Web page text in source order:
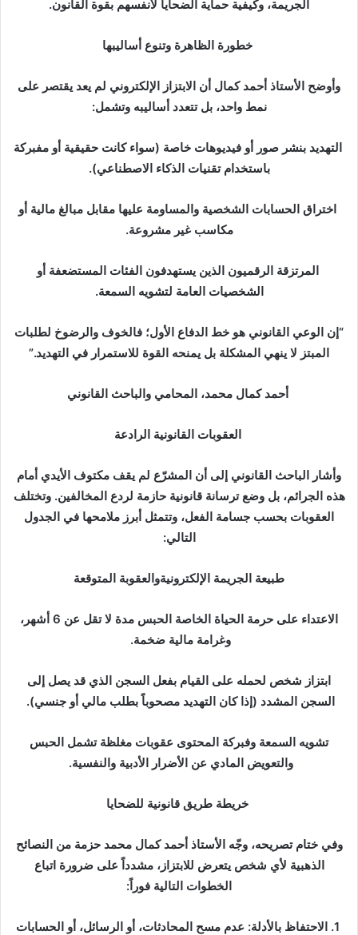
ت
الجريمة، وكيفية حماية الضحايا لأنفسهم بقوة القانون.
خطورة الظاهرة وتنوع أساليبها
وأوضح الأستاذ أحمد كمال أن الابتزاز الإلكتروني لم يعد يقتصر على
نمط واحد، بل تتعدد أساليبه وتشمل:
التهديد بنشر صور أو فيديوهات خاصة (سواء كانت حقيقية أو مفبركة
باستخدام تقنيات الذكاء الاصطناعي).
اختراق الحسابات الشخصية والمساومة عليها مقابل مبالغ مالية أو
مكاسب غير مشروعة.
المرتزقة الرقميون الذين يستهدفون الفئات المستضعفة أو
الشخصيات العامة لتشويه السمعة.
“إن الوعي القانوني هو خط الدفاع الأول؛ فالخوف والرضوخ لطلبات
المبتز لا ينهي المشكلة بل يمنحه القوة للاستمرار في التهديد.”
أحمد كمال محمد، المحامي والباحث القانوني
العقوبات القانونية الرادعة
وأشار الباحث القانوني إلى أن المشرّع لم يقف مكتوف الأيدي أمام
هذه الجرائم، بل وضع ترسانة قانونية حازمة لردع المخالفين. وتختلف
العقوبات بحسب جسامة الفعل، وتتمثل أبرز ملامحها في الجدول
التالي:
طبيعة الجريمة الإلكترونيةوالعقوبة المتوقعة
الاعتداء على حرمة الحياة الخاصة الحبس مدة لا تقل عن 6 أشهر،
وغرامة مالية ضخمة.
ابتزاز شخص لحمله على القيام بفعل السجن الذي قد يصل إلى
السجن المشدد (إذا كان التهديد مصحوباً بطلب مالي أو جنسي).
تشويه السمعة وفبركة المحتوى عقوبات مغلظة تشمل الحبس
والتعويض المادي عن الأضرار الأدبية والنفسية.
خريطة طريق قانونية للضحايا
وفي ختام تصريحه، وجّه الأستاذ أحمد كمال محمد حزمة من النصائح
الذهبية لأي شخص يتعرض للابتزاز، مشدداً على ضرورة اتباع
الخطوات التالية فوراً:
1. الاحتفاظ بالأدلة: عدم مسح المحادثات، أو الرسائل، أو الحسابات